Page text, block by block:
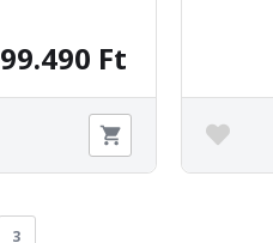
99.490 Ft
3